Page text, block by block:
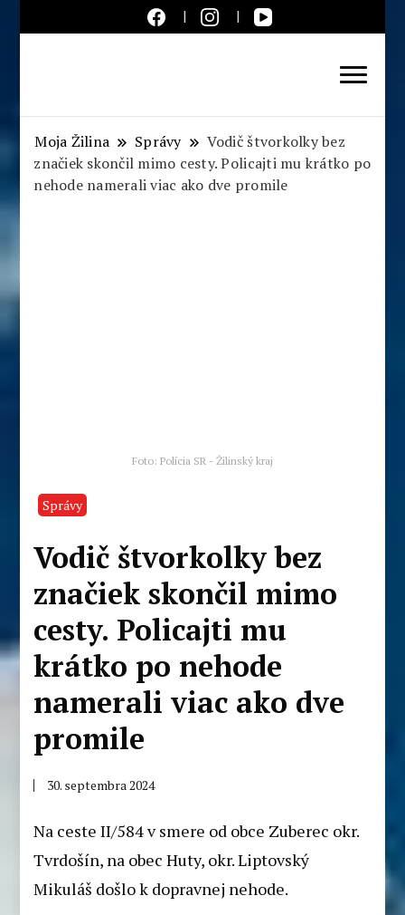
Slovensko
Moja Žilina Správy
Vodič štvorkolky bez
značiek skončil mimo cesty. Policajti mu krátko po
nehode namerali viac ako dve promile
Foto: Polícia SR - Žilinský kraj
Správy
Vodič štvorkolky bez
značiek skončil mimo
cesty. Policajti mu
krátko po nehode
namerali viac ako dve
promile
30. septembra 2024
Na ceste II/584 v smere od obce Zuberec okr.
Tvrdošín, na obec Huty, okr. Liptovský
Mikuláš došlo k dopravnej nehode.